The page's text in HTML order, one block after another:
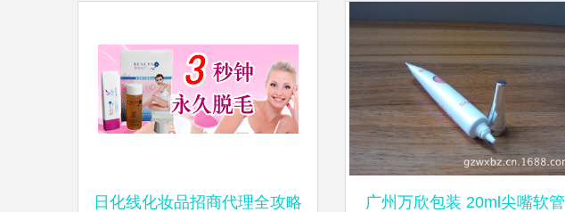
日化线化妆品招商代理全攻略 广州万欣包装 20ml尖嘴软管